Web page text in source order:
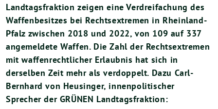
Landtagsfraktion zeigen eine Verdreifachung des
Waffenbesitzes bei Rechtsextremen in Rheinland-
Pfalz zwischen 2018 und 2022, von 109 auf 337
angemeldete Waffen. Die Zahl der Rechtsextremen
mit waffenrechtlicher Erlaubnis hat sich in
derselben Zeit mehr als verdoppelt. Dazu Carl-
Bernhard von Heusinger, innenpolitischer
Sprecher der GRÜNEN Landtagsfraktion: